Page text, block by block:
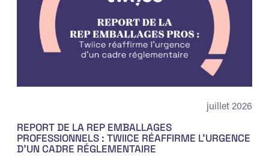
juillet 2026
REPORT DE LA REP EMBALLAGES
PROFESSIONNELS : TWIICE RÉAFFIRME L’URGENCE
D’UN CADRE RÉGLEMENTAIRE